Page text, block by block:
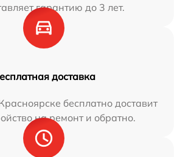
гарантию до 3 лет.
доставка
бесплатно доставит
на ремонт и обратно.